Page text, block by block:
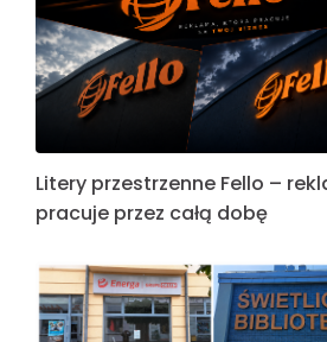
Litery przestrzenne Fello –
pracuje przez całą dobę